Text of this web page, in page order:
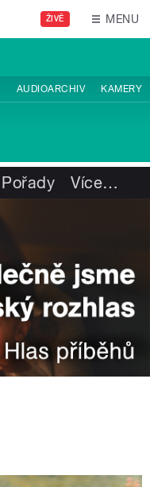
ŽIVĚ MENU
AUDIOARCHIV KAMERY
Pořady Více…